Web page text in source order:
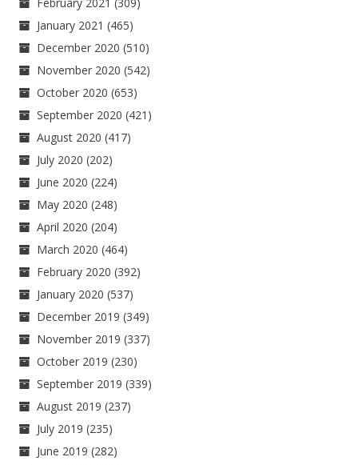
January 2021 (465)
December 2020 (510)
November 2020 (542)
October 2020 (653)
September 2020 (421)
August 2020 (417)
July 2020 (202)
June 2020 (224)
May 2020 (248)
April 2020 (204)
March 2020 (464)
February 2020 (392)
January 2020 (537)
December 2019 (349)
November 2019 (337)
October 2019 (230)
September 2019 (339)
August 2019 (237)
July 2019 (235)
June 2019 (282)